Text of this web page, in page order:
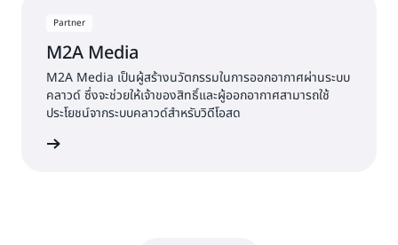
Partner
M2A Media
M2A Media เป็นผู้สร้างนวัตกรรมในการออกอากาศผ่านระบบ
คลาวด์ ซึ่งจะช่วยให้เจ้าของสิทธิ์และผู้ออกอากาศสามารถใช้
ประโยชน์จากระบบคลาวด์สำหรับวิดีโอสด